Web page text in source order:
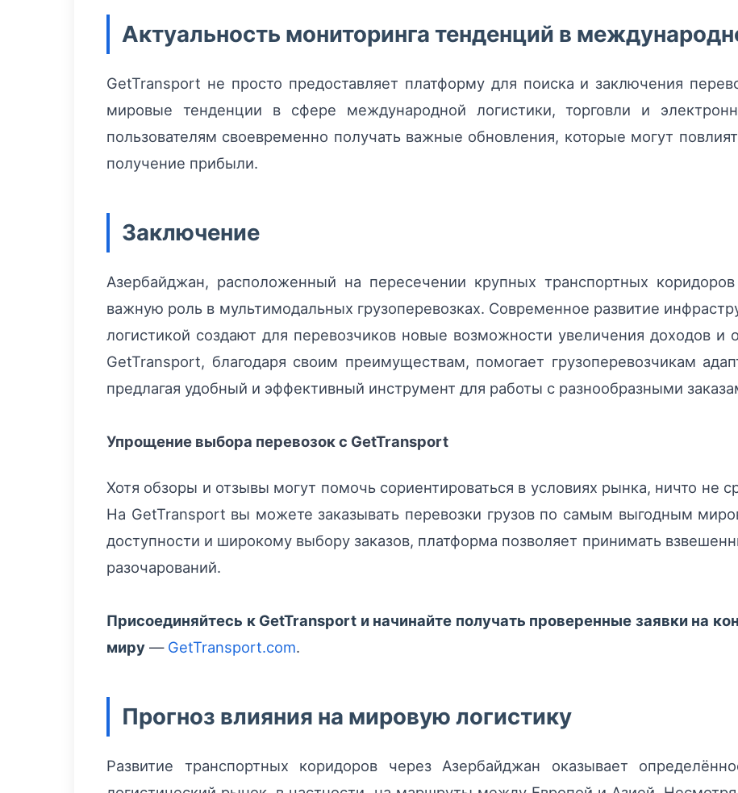
Актуальность мониторинга тенденций в
GetTransport не просто предоставляет платформу для поиска и заключения
мировые тенденции в сфере международной логистики, торговли и
пользователям своевременно получать важные обновления, которые могут
получение прибыли.
Заключение
Азербайджан, расположенный на пересечении крупных транспортных коридоров
важную роль в мультимодальных грузоперевозках. Современное развитие
логистикой создают для перевозчиков новые возможности увеличения доходов и
GetTransport, благодаря своим преимуществам, помогает грузоперевозчикам
предлагая удобный и эффективный инструмент для работы с разнообразными
Упрощение выбора перевозок с GetTransport
Хотя обзоры и отзывы могут помочь сориентироваться в условиях рынка, ничто не
На GetTransport вы можете заказывать перевозки грузов по самым выгодным
доступности и широкому выбору заказов, платформа позволяет принимать
разочарований.
Присоединяйтесь к GetTransport и начинайте получать проверенные заявки на
миру — GetTransport.com.
Прогноз влияния на мировую логистику
Развитие транспортных коридоров через Азербайджан оказывает